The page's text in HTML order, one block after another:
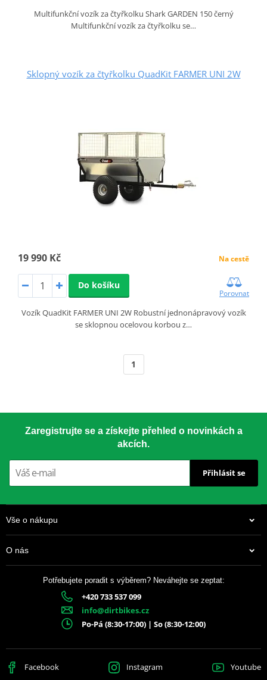
Multifunkční vozík za čtyřkolku Shark GARDEN 150 černý
Multifunkční vozík za čtyřkolku se…
Sklopný vozík za čtyřkolku QuadKit FARMER UNI 2W
19 990 Kč Na cestě
Do košíku
Porovnat
Vozík QuadKit FARMER UNI 2W Robustní jednonápravový vozík
se sklopnou ocelovou korbou z…
1
Zaregistrujte se a získejte přehled o novinkách a
akcích.
Přihlásit se
Vše o nákupu
O nás
Potřebujete poradit s výběrem? Neváhejte se zeptat:
+420 733 537 099
info@dirtbikes.cz
Po-Pá (8:30-17:00) | So (8:30-12:00)
Facebook Instagram Youtube